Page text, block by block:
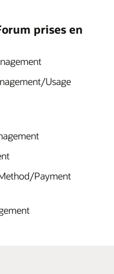
prises en
Usage
Payment